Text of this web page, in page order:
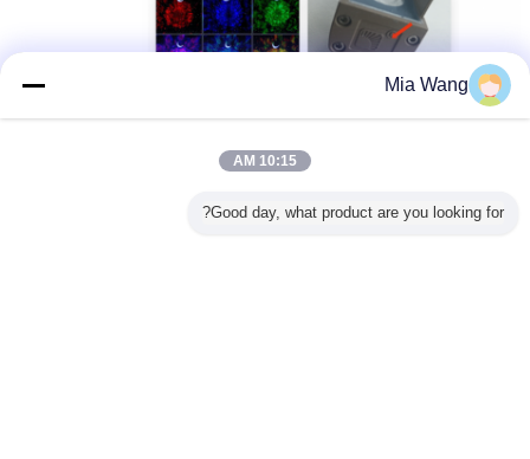
Mia Wang
10:15 AM
Good day, what product are you looking for?